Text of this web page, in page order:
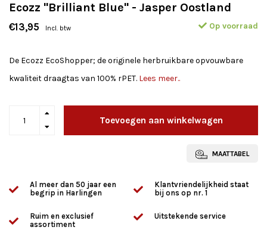
Ecozz "Brilliant Blue" - Jasper Oostland
€13,95 Incl. btw Op voorraad
De Ecozz EcoShopper; de originele herbruikbare opvouwbare
kwaliteit draagtas van 100% rPET. Lees meer..
Toevoegen aan winkelwagen
MAATTABEL
Al meer dan 50 jaar een
begrip in Harlingen
Klantvriendelijkheid staat
bij ons op nr. 1
Ruim en exclusief
assortiment
Uitstekende service